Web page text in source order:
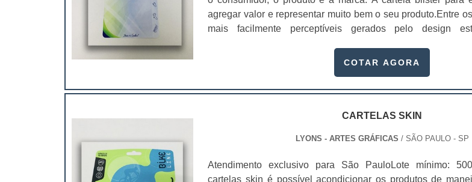
agregar valor e representar muito bem o seu produto.Entre
mais facilmente perceptíveis gerados pelo design
cartelas blisters para embalagens são utilizadas em pro...
COTAR AGORA
CARTELAS SKIN
LYONS - ARTES GRÁFICAS / SÃO PAULO - SP
Atendimento exclusivo para São PauloLote mínimo:
cartelas skin é possível acondicionar os produtos de